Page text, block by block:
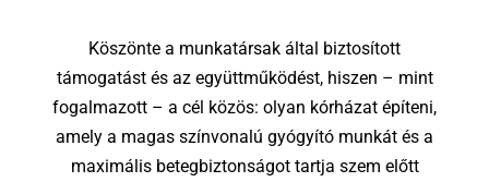
Köszönte a munkatársak által biztosított
támogatást és az együttműködést, hiszen – mint
fogalmazott – a cél közös: olyan kórházat építeni,
amely a magas színvonalú gyógyító munkát és a
maximális betegbiztonságot tartja szem előtt